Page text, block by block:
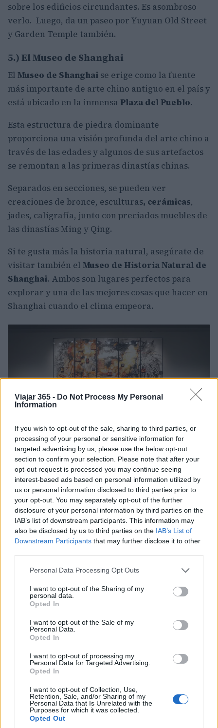
Viajar 365 - Do Not Process My Personal
Information
If you wish to opt-out of the sale, sharing to third parties, or
processing of your personal or sensitive information for
targeted advertising by us, please use the below opt-out
section to confirm your selection. Please note that after your
opt-out request is processed you may continue seeing
interest-based ads based on personal information utilized by
us or personal information disclosed to third parties prior to
your opt-out. You may separately opt-out of the further
disclosure of your personal information by third parties on the
IAB’s list of downstream participants. This information may
also be disclosed by us to third parties on the IAB’s List of
Downstream Participants that may further disclose it to other
Please note that this website/app uses one or more Google
not limited to your visit or usage behaviour. You may click to
grant or deny consent to Google and its third-party tags to
use your data for below specified purposes in below Google
consent section.
Personal Data Processing Opt Outs
I want to opt-out of the Sharing of my
personal data.
Opted In
I want to opt-out of the Sale of my
Personal Data.
Opted In
I want to opt-out of processing my
Personal Data for Targeted Advertising.
Opted In
I want to opt-out of Collection, Use,
Retention, Sale, and/or Sharing of my
Personal Data that Is Unrelated with the
Purposes for which it was collected.
Opted Out
sobre los edificios circundantes. Es asombroso
verlo. Luego, da un paseo por Yuyuan Old Street
y Garden Temple también.
5.) El Museo de Shanghai
El Museo de Shanghai se erige como la fuente
más importante de arte chino antiguo en el país y
está ubicado en la inmensa Plaza del Pueblo.
Esta estructura de piedra dominante
proporciona una visión profunda del arte chino a
través de las edades y algunos de sus artefactos
se remontan a las primeras dinastías chinas.
Separados en secciones, se pueden ver
creaciones de bronce, esculturas, cerámicas,
jades, caligrafía, junto con preciados muebles de
las dinastías Ming y Qing.
Si te gusta más la historia natural, asegúrate de
visitar también el Museo de Historia Natural de
Shanghai. Ambos son lugares perfectos para
explorar y una de las mejores cosas que hacer en
Shanghai cuando el clima empeora.
6.) La Torre de la Perla Oriental
Esta torre icónica (esa alta rosa en la foto de
arriba con dos enormes ‘bolas’ en el medio) tiene
un diseño totalmente único y es uno de los íconos
más memorables de Shanghai.
Con la friolera de 467 m, esta también fue la
estructura más alta de toda China.
Con 15 plataformas de observación diferentes y
un restaurante giratorio, el
lugar fascinante para visitar en sí mismo. Sin
embargo, la verdadera razón por la que tienes
épicas de Shanghai.
Recuerda, si puedes, trata de llegar hasta aquí
solo 1 hora antes del atardecer. Las vistas en este
momento son inmensas.Además, si te apetece